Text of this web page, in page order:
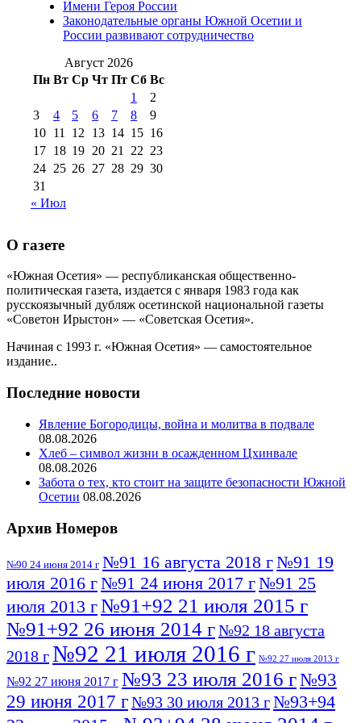
августа 2012 г(14) №98+99 11 июля
2017 г(9)
№99 4 августа
2016 г(12) №99 8 июля 2014 г
августа 2012 г(11)
августа 2013 г
(12)
Имени Героя России
Законодательные органы Южной Осетии и
России развивают сотрудничество
Август 2026
Пн Вт Ср Чт Пт Сб Вс
1
2
3
4 5 6 7 8
9
10 11 12 13 14 15 16
17 18 19 20 21 22 23
24 25 26 27 28 29 30
31
« Июл
О газете
«Южная Осетия» — республиканская общественно-
политическая газета, издается с января 1983 года как
русскоязычный дубляж осетинской национальной газеты
«Советон Ирыстон» — «Советская Осетия».
Начиная с 1993 г. «Южная Осетия» — самостоятельное
издание..
Последние новости
Явление Богородицы, война и молитва в подвале
08.08.2026
Хлеб – символ жизни в осажденном Цхинвале
08.08.2026
Забота о тех, кто стоит на защите безопасности Южной
Осетии 08.08.2026
Архив Номеров
№90 24 июня 2014 г №91 16 августа 2018 г№91 19
июля 2016 г№91 24 июня 2017 г№91 25
июля 2013 г№91+92 21 июля 2015 г
№91+92 26 июня 2014 г№92 18 августа
2018 г№92 21 июля 2016 г №92 27 июля 2013 г
№92 27 июня 2017 г №93 23 июля 2016 г№93
29 июня 2017 г№93 30 июля 2013 г№93+94